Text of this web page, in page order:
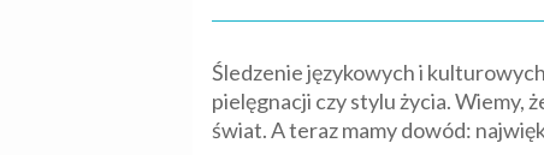
Śledzenie językowych i
pielęgnacji czy stylu życia. Wiemy,
świat. A teraz mamy dowód: